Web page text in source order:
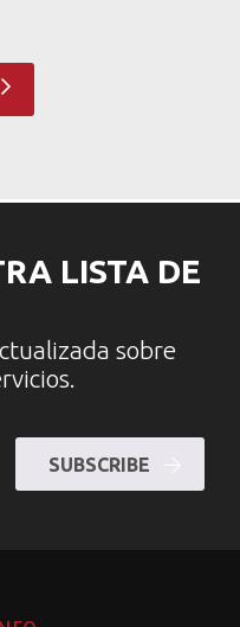
LISTA DE
sobre
SUBSCRIBE